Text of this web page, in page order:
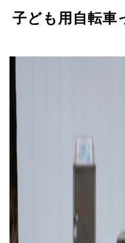
子ども用自転車